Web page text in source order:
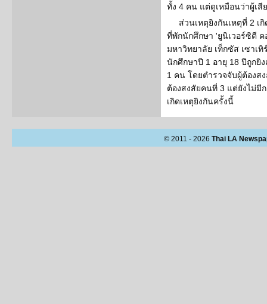
ทั้ง 4 คน แต่ดูเหมือนว่าผู้เ
ส่วนเหตุยิงกันเหตุที่ 2 เ
ที่พักนักศึกษา 'ยูนิเวอร์ซิตี
มหาวิทยาลัย เท็กซัส เซาเ
นักศึกษาปี 1 อายุ 18 ปีถูกยิ
1 คน โดยตำรวจจับผู้ต้องส
ต้องสงสัยคนที่ 3 แต่ยังไม่มี
เกิดเหตุยิงกันครั้งนี้
© 2011 - 2026 Thai LA